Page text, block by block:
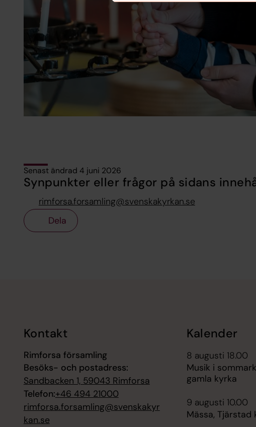
Senast ändrad 4 juni 2026
Synpunkter eller frågor på sidans
rimforsa.forsamling@svenskakyrkan.se
Dela
Kontakt
Rimforsa församling
Besöks- och postadress:
Sandbacken 1, 59043 Rimforsa
Telefon:+46 494 21000
rimforsa.forsamling@svenskakyr
kan.se
Kalender
8 augusti 18.00
Musik i
gamla kyrka
9 augusti 10.00
Mässa, Tjärstad